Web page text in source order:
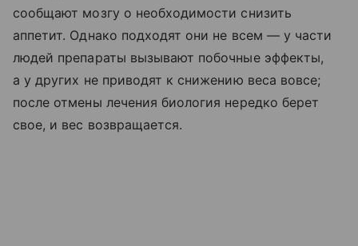
сообщают мозгу о необходимости снизить
аппетит. Однако подходят они не всем — у части
людей препараты вызывают побочные эффекты,
а у других не приводят к снижению веса вовсе;
после отмены лечения биология нередко берет
свое, и вес возвращается.